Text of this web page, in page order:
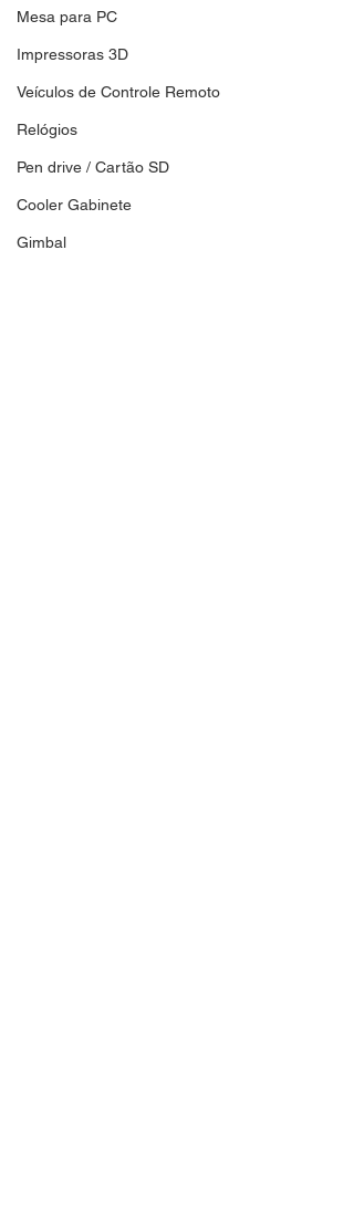
Mesa para PC
Impressoras 3D
Veículos de Controle Remoto
Relógios
Pen drive / Cartão SD
Cooler Gabinete
Gimbal